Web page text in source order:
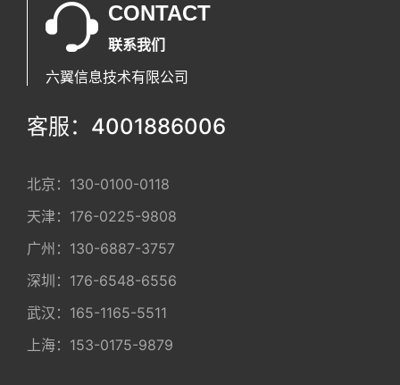
CONTACT
联系我们
六翼信息技术有限公司
客服：4001886006
北京： 130-0100-0118
天津： 176-0225-9808
广州： 130-6887-3757
深圳： 176-6548-6556
武汉： 165-1165-5511
上海： 153-0175-9879